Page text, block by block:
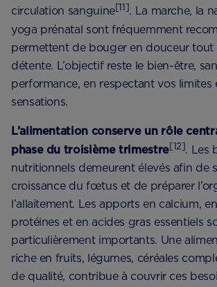
circulation sanguine[11]. La marche, la
yoga prénatal sont fréquemment
permettent de bouger en douceur tout
détente. L’objectif reste le bien-être,
performance, en respectant vos limites
sensations.
L’alimentation conserve un rôle
phase du troisième trimestre[12]. Les
nutritionnels demeurent élevés afin de
croissance du fœtus et de préparer
l’allaitement. Les apports en calcium,
protéines et en acides gras essentiels
particulièrement importants. Une
riche en fruits, légumes, céréales
de qualité, contribue à couvrir ces